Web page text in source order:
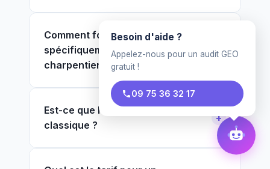
Comment fonctionne le GEO
spécifiquement pour les
charpentier ?
Est-ce que le GEO remplace le SEO
classique ?
Besoin d'aide ?
Appelez-nous pour un audit GEO
gratuit !
09 75 36 32 17